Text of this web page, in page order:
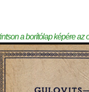
a borítólap képére az